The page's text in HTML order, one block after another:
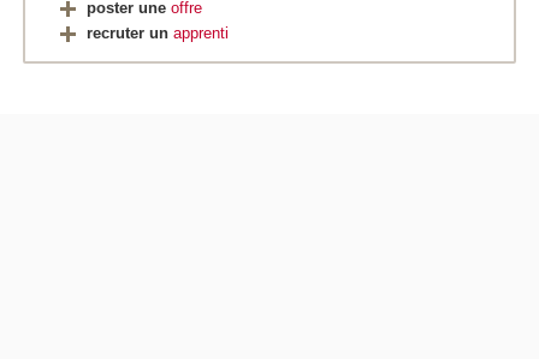
poster une offre
recruter un apprenti